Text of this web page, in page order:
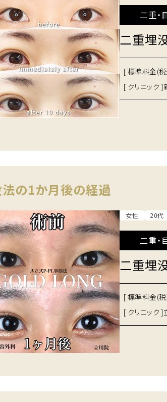
二重・
二重埋
[ 標準料金(
[ クリニック ]
の1か月後の経過
女性 20代
二重・
二重埋
[ 標準料金(
[ クリニック ]